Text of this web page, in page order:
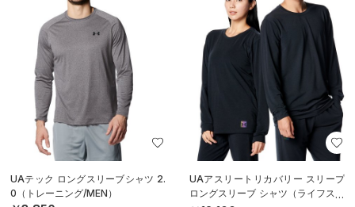
UAテック ロングスリーブシャツ 2.
0（トレーニング/MEN）
UAアスリートリカバリー スリープ
ロングスリーブ シャツ（ライフスタ